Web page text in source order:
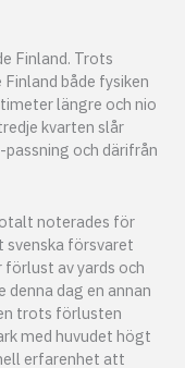
Finland. Trots
både fysiken
längre och nio
kvarten slår
och därifrån
noterades för
svenska försvaret
av yards och
dag en annan
trots förlusten
med huvudet högt
erfarenhet att